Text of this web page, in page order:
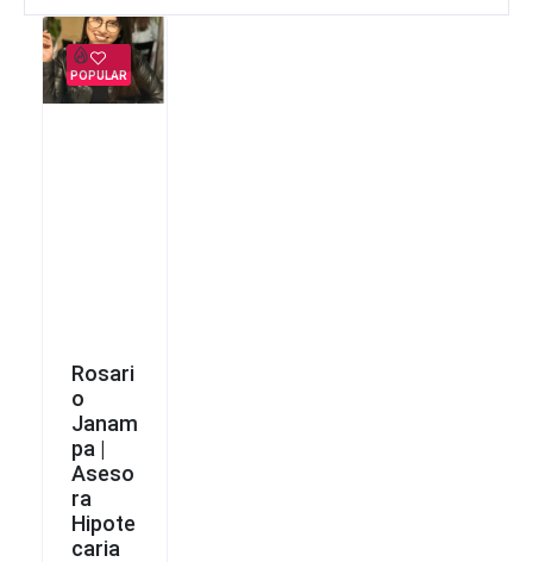
POPULAR
Rosari
o
Janam
pa |
Aseso
ra
Hipote
caria